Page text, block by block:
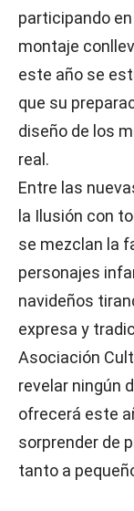
participando
montaje
este año se
que su
diseño de los
real.
Entre las
la Ilusión con
se mezclan la
personajes
navideños
expresa y
Asociación
revelar ningún
ofrecerá este
sorprender de
tanto a